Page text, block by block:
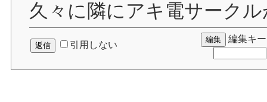
久々に隣にアキ電サーク
引用しない
編集キー